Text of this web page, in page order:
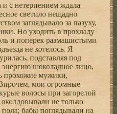
и с нетерпением ждала
светило нещадно
заглядывало за пазуху,
Но уходить в прохладу
и поперек размашистыми
не хотелось. Я
подставляя под
шоколадное лицо,
прохожие мужики,
мои огромные
волосы при загорелой
не только
пола; бабы поглядывали на